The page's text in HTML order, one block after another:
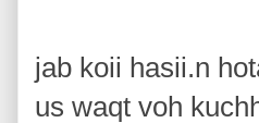
jab koii hasii.n
us waqt voh